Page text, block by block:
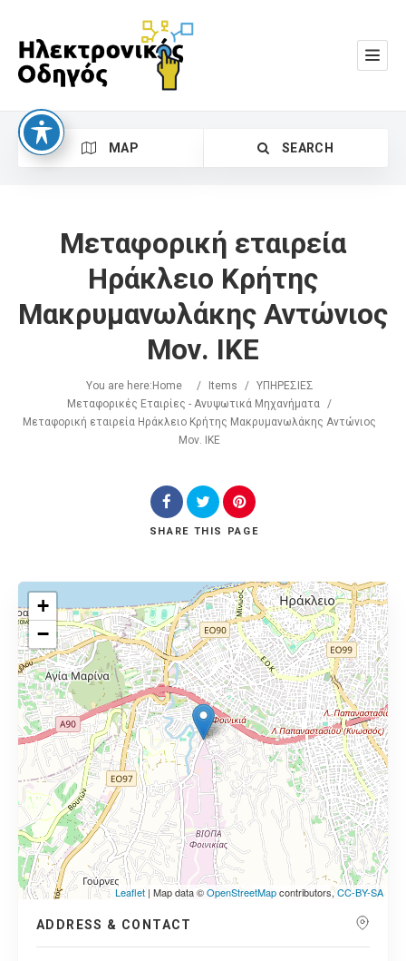
MAP SEARCH
Search
Μεταφορική εταιρεία
Ηράκλειο Κρήτης
Μακρυμανωλάκης Αντώνιος
Μον. ΙΚΕ
You are here: Home / Items /
ΥΠΗΡΕΣΙΕΣ
Μεταφορικές Εταιρίες - Ανυψωτικά Μηχανήματα /
Μεταφορική εταιρεία Ηράκλειο Κρήτης Μακρυμανωλάκης Αντώνιος
Μον. ΙΚΕ
SHARE THIS PAGE
+
−
Leaflet | Map data ©OpenStreetMapcontributors,CC-BY-SA
ADDRESS & CONTACT